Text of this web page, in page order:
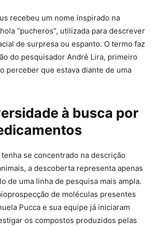
recebeu um nome inspirado na
“pucheros”, utilizada para descrever
de surpresa ou espanto. O termo faz
do pesquisador André Lira, primeiro
perceber que estava diante de uma
à busca por
se concentrado na descrição
a descoberta representa apenas
de uma linha de pesquisa mais ampla.
de moléculas presentes
Pucca e sua equipe já iniciaram
os compostos produzidos pelas